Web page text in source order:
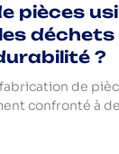
pièces
déchets
?
de
confronté à